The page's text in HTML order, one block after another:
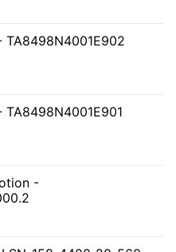
TA8498N4001E902
-